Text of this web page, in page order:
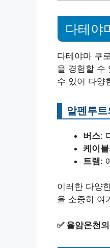
다테야
다테야마 쿠
을 경험할 수
수 있어 다양
알펜루
버스:
케이
트램:
이러한 다양
을 소중히 여
✅ 율암온천